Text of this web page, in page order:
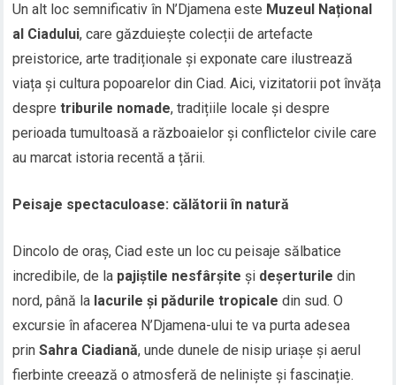
Un alt loc semnificativ în N’Djamena este Muzeul Național
al Ciadului, care găzduiește colecții de artefacte
preistorice, arte tradiționale și exponate care ilustrează
viața și cultura popoarelor din Ciad. Aici, vizitatorii pot învăța
despretriburile nomade, tradițiile locale și despre
perioada tumultoasă a războaielor și conflictelor civile care
au marcat istoria recentă a țării.
Peisaje spectaculoase: călătorii în natură
Dincolo de oraș, Ciad este un loc cu peisaje sălbatice
incredibile, de la pajiștile nesfârșite și deșerturile din
nord, până la lacurile și pădurile tropicale din sud. O
excursie în afacerea N’Djamena-ului te va purta adesea
prinSahra Ciadiană, unde dunele de nisip uriașe și aerul
fierbinte creează o atmosferă de neliniște și fascinație.